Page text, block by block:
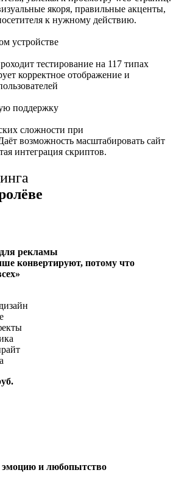
якоря, правильные акценты,
к нужному действию.
устройстве
тестирование на 117 типах
корректное отображение и
поддержку
сложности при
возможность масштабировать сайт
интеграция скриптов.
рекламы
конвертируют, потому что
эмоцию и любопытство